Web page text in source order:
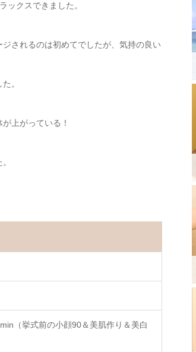
ックスできました。
されるのは初めてでしたが、気持の良い
。
上がっている！
（挙式前の小顔90＆美肌作り＆美白